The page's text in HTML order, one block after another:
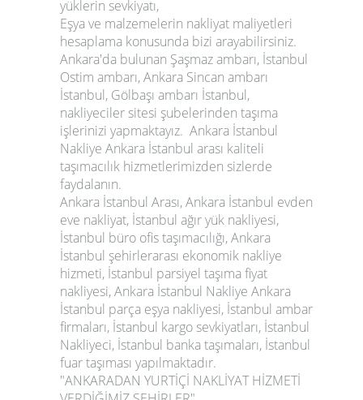
yüklerin sevkiyatı,
Eşya ve malzemelerin nakliyat maliyetleri
hesaplama konusunda bizi arayabilirsiniz.
Ankara'da bulunan Şaşmaz ambarı, İstanbul
Ostim ambarı, Ankara Sincan ambarı
İstanbul, Gölbaşı ambarı İstanbul,
nakliyeciler sitesi şubelerinden taşıma
işlerinizi yapmaktayız. Ankara İstanbul
Nakliye Ankara İstanbul arası kaliteli
taşımacılık hizmetlerimizden sizlerde
faydalanın.
Ankara İstanbul Arası, Ankara İstanbul evden
eve nakliyat, İstanbul ağır yük nakliyesi,
İstanbul büro ofis taşımacılığı, Ankara
İstanbul şehirlerarası ekonomik nakliye
hizmeti, İstanbul parsiyel taşıma fiyat
nakliyesi,Ankara İstanbul Nakliye Ankara
İstanbul parça eşya nakliyesi, İstanbul ambar
firmaları, İstanbul kargo sevkiyatları, İstanbul
Nakliyeci, İstanbul banka taşımaları, İstanbul
fuar taşıması yapılmaktadır.
"ANKARADAN YURTİÇİ NAKLİYAT HİZMETİ